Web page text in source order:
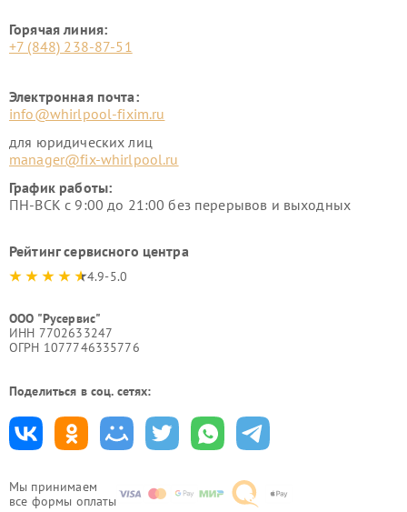
Мы принимаем
все формы оплаты
Горячая линия:
+7 (848) 238-87-51
Электронная почта:
info@whirlpool-fixim.ru
для юридических лиц
manager@fix-whirlpool.ru
График работы:
ПН-ВСК с 9:00 до 21:00 без перерывов и выходных
Рейтинг сервисного центра
4.9-5.0
ООО "Русервис"
ИНН 7702633247
ОГРН 1077746335776
Поделиться в соц. сетях: